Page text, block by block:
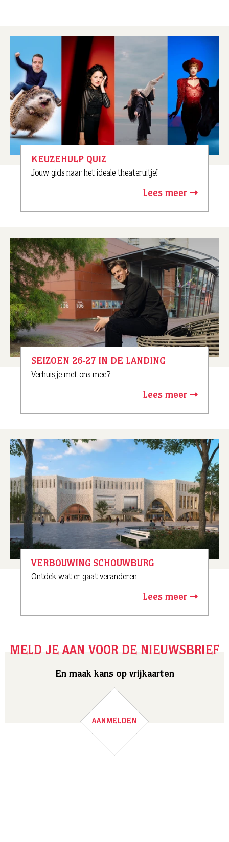
KEUZEHULP QUIZ
Jouw gids naar het ideale theateruitje!
Lees meer
SEIZOEN 26-27 IN DE LANDING
Verhuis je met ons mee?
Lees meer
VERBOUWING SCHOUWBURG
Ontdek wat er gaat veranderen
Lees meer
MELD JE AAN VOOR DE NIEUWSBRIEF
En maak kans op vrijkaarten
AANMELDEN